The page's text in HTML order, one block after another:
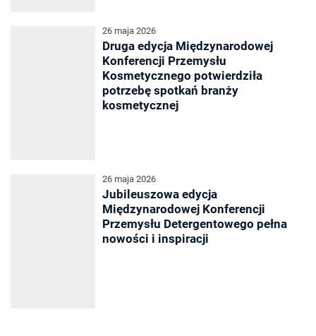
26 maja 2026
Druga edycja Międzynarodowej
Konferencji Przemysłu
Kosmetycznego potwierdziła
potrzebę spotkań branży
kosmetycznej
26 maja 2026
Jubileuszowa edycja
Międzynarodowej Konferencji
Przemysłu Detergentowego pełna
nowości i inspiracji